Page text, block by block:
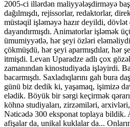
2005-ci illərdən maliyyələşdirməyə
dağılmışdı, rejissorlar, redaktorlar,
müstəqil işləməyə hazır deyildi, dövlət
dayandırmışdı. Animatorlar işləmək
ümumiyyətlə, hər şeyi özləri
çökmüşdü, hər şeyi aparmışdılar, hər
itmişdi. Levan Uparadze adlı çox
zamanından kinostudiyada işləyirdi.
bacarmışdı. Saxladıqlarını gah bura
günü biz dedik ki, yaşamaq, işimizə
elədik. Böyük bir sərgi keçirmək
köhnə studiyaları, zirzəmiləri,
Nəticədə 300 eksponat toplaya bildik.
afişalar da, unikal kuklalar da...